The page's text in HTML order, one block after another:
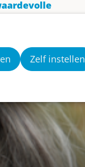
Zelf instellen